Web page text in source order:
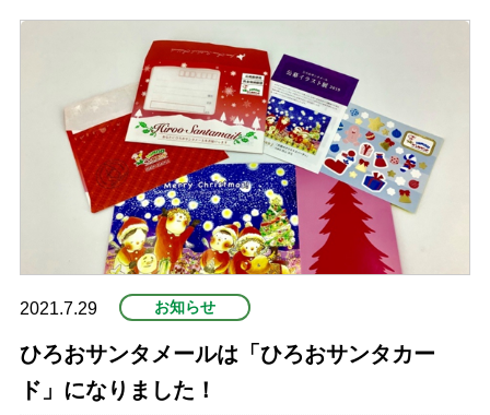
2021.7.29 お知らせ
ひろおサンタメールは「ひろおサンタカー
ド」になりました！